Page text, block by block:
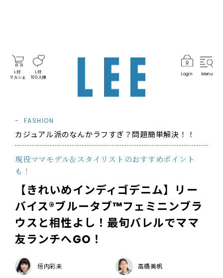
LEE
マルシェ
LEE
100人隊
Login Menu
FASHION
カジュアル派のなんかラフすぎ？問題簡単解決！！
現役ママモデル＆スタイリストのおすすめポイント
も！
【きれいめインディゴデニム】リー
バイス®ブルータブ™フェミニンブラ
ウスと相性よし！最旬バレルでママ
友ランチへGO！
垣内彩未 高橋美帆